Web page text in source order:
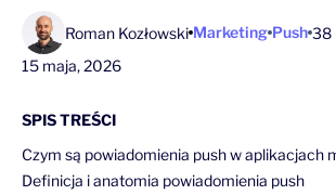
Roman Kozłowski Marketing Push 38
15 maja, 2026
SPIS TREŚCI
Czym są powiadomienia push w aplikacjach
Definicja i anatomia powiadomienia push